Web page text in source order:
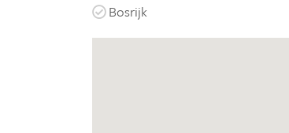
Bosrijk